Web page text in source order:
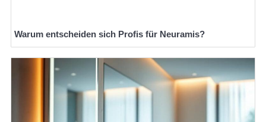
Warum entscheiden sich Profis für Neuramis?